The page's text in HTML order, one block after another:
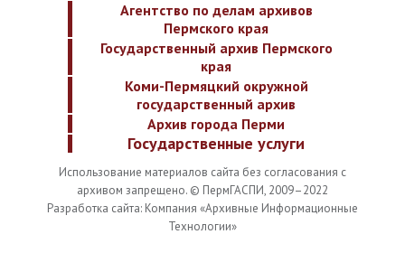
Агентство по делам архивов
Пермского края
Государственный архив Пермского
края
Коми-Пермяцкий окружной
государственный архив
Архив города Перми
Государственные услуги
Использование материалов сайта без согласования с
архивом запрещено. © ПермГАСПИ, 2009–2022
Разработка сайта: Компания «Архивные Информационные
Технологии»